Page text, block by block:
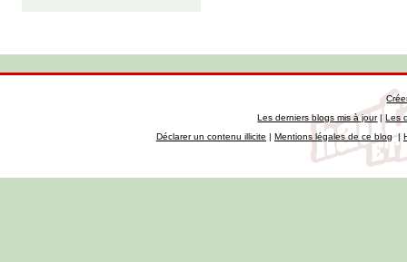
Les derniers blogs mis à jour| Les
Déclarer un contenu illicite
Mentions légales de ce blog|